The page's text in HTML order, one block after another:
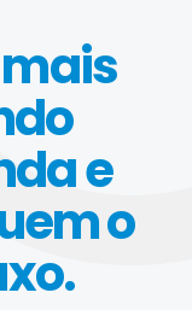
e
o